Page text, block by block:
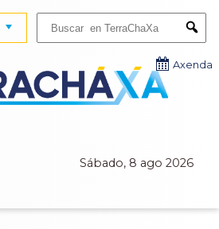
Sábado, 8 ago 2026
Axenda